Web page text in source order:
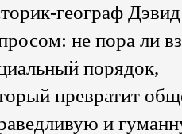
географ
не пора ли
порядок,
превратит
и